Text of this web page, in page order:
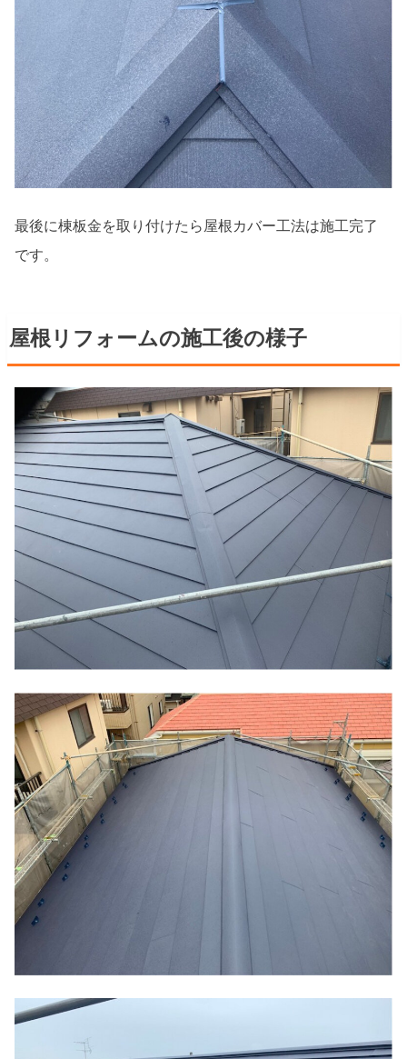
最後に棟板金を取り付けたら屋根カバー工法は施工完了
です。
屋根リフォームの施工後の様子